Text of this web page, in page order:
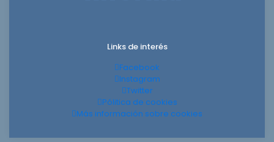
Links de interés
Facebook
Instagram
Twitter
Pólitica de cookies
Más información sobre cookies